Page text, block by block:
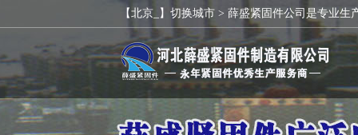
【北京_】切换城市 > 薛盛紧固件公司是专业生